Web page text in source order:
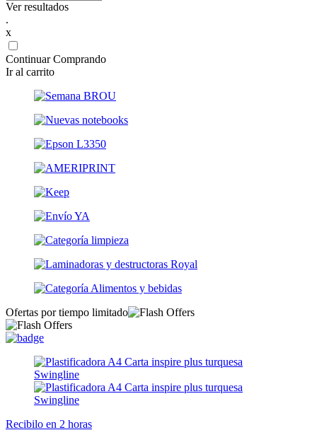
Ver resultados
.
x
Continuar Comprando
Ir al carrito
Ofertas por tiempo limitado
Recibilo en 2 horas